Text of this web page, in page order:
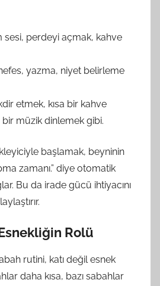
sesi, perdeyi açmak, kahve
yazma, niyet belirleme
etmek, kısa bir kahve
bir müzik dinlemek gibi.
başlamak, beyninin
zamanı.” diye otomatik
Bu da irade gücü ihtiyacını
Rolü
rutini, katı değil esnek
daha kısa, bazı sabahlar